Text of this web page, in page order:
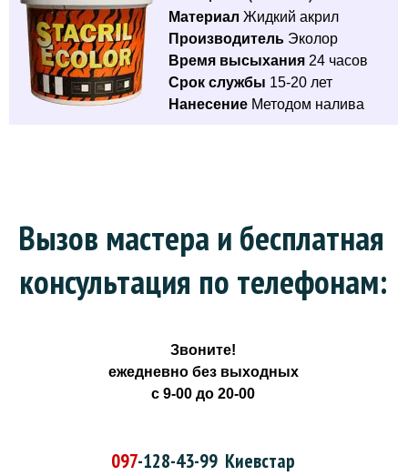
Материал Жидкий акрил
Производитель Эколор
Время высыхания 24 часов
Срок службы 15-20 лет
Нанесение Методом налива
Вызов мастера и бесплатная
консультация по телефонам:
Звоните!
ежедневно без выходных
с 9-00 до 20-00
097-128-43-99 Киевстар